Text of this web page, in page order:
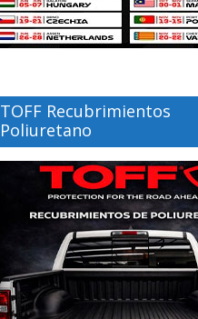
TOFF Recubrimientos
Poliuretano